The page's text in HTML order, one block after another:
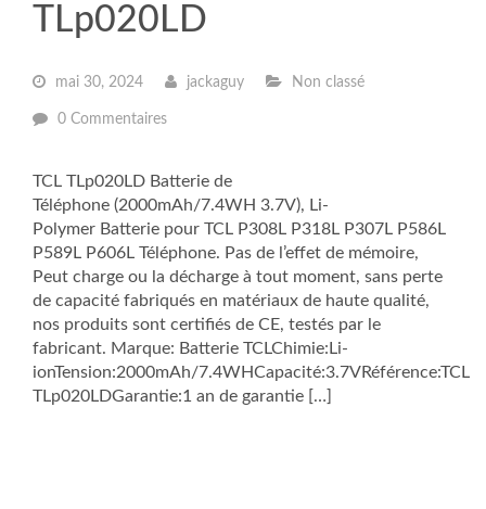
TLp020LD
mai 30, 2024 jackaguy Non classé
0 Commentaires
TCL TLp020LD Batterie de
Téléphone (2000mAh/7.4WH 3.7V), Li-
Polymer Batterie pour TCL P308L P318L P307L P586L
P589L P606L Téléphone. Pas de l’effet de mémoire,
Peut charge ou la décharge à tout moment, sans perte
de capacité fabriqués en matériaux de haute qualité,
nos produits sont certifiés de CE, testés par le
fabricant. Marque: Batterie TCLChimie:Li-
ionTension:2000mAh/7.4WHCapacité:3.7VRéférence:TCL
TLp020LDGarantie:1 an de garantie […]